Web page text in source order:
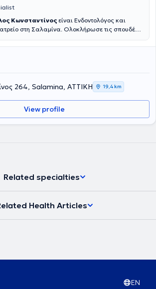
Κωνσταντίνος είναι Ενδοντολόγος και
στη Σαλαμίνα. Ολοκλήρωσε τις σπουδές
για μια δεκαετία στην Πάτρα απ' όπου
Υόρκης όπου και έλαβε την ειδικότητά του
το οποίο Πανεπιστήμιο ιδρύθηκε το 1926 και
σχολή στις ΗΠΑ. Επιπλέον έχει παρακολουθήσει
και hands on courses. Έχει 25 χρόνια
περιστατικά μεγάλου βαθμού δυσκολίας
Ε.Θ. και αφαίρεσης σπασμένων εργαλείων
στις ακρορριζεκτομές και αφαίρεση
264, Salamina, ΑΤΤΙΚΗ 19,4 km
View profile
Related specialties
Health Articles
EN